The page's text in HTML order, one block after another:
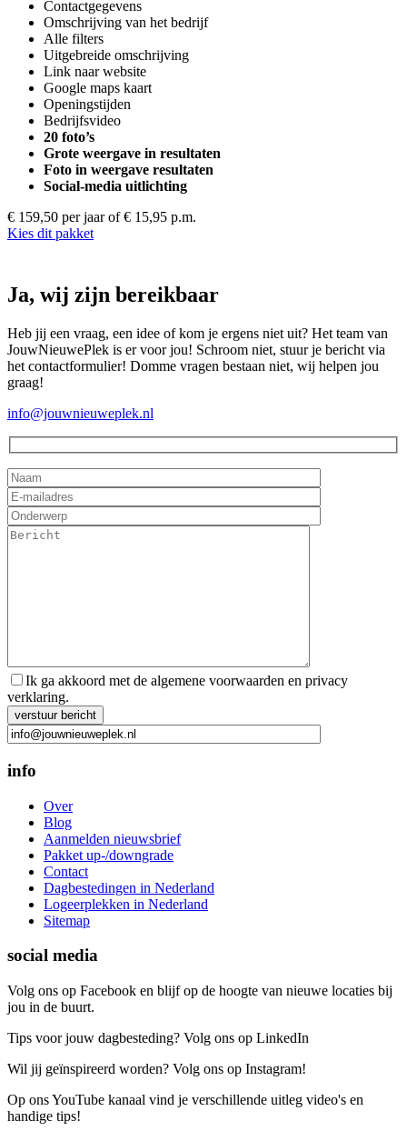
Contactgegevens
Omschrijving van het bedrijf
Alle filters
Uitgebreide omschrijving
Link naar website
Google maps kaart
Openingstijden
Bedrijfsvideo
20 foto’s
Grote weergave in resultaten
Foto in weergave resultaten
Social-media uitlichting
€ 159,50 per jaar of € 15,95 p.m.
Kies dit pakket
Ja, wij zijn bereikbaar
Heb jij een vraag, een idee of kom je ergens niet uit? Het team van
JouwNieuwePlek is er voor jou! Schroom niet, stuur je bericht via
het contactformulier! Domme vragen bestaan niet, wij helpen jou
graag!
info@jouwnieuweplek.nl
Ik ga akkoord met de algemene voorwaarden en privacy
verklaring.
Gelieve dit veld leeg te laten.
info
Over
Blog
Aanmelden nieuwsbrief
Pakket up-/downgrade
Contact
Dagbestedingen in Nederland
Logeerplekken in Nederland
Sitemap
social media
Volg ons op Facebook en blijf op de hoogte van nieuwe locaties bij
jou in de buurt.
Tips voor jouw dagbesteding? Volg ons op LinkedIn
Wil jij geïnspireerd worden? Volg ons op Instagram!
Op ons YouTube kanaal vind je verschillende uitleg video's en
handige tips!